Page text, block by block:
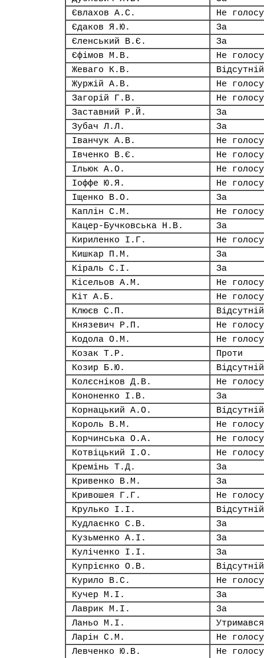
Євлахов А.С.
Не
Єдаков Я.Ю.
За
Єленський В.Є.
За
Єфімов М.В.
Не
Жеваго К.В.
Відсутній
Журжій А.В.
Не
Загорій Г.В.
Не
Заставний Р.Й.
За
Зубач Л.Л.
За
Іванчук А.В.
Не
Івченко В.Є.
Не
Ільюк А.О.
Не
Іоффе Ю.Я.
Не
Іщенко В.О.
За
Каплін С.М.
Не
Кацер-Бучковська Н.В.
За
Кириленко І.Г.
Не
Кишкар П.М.
За
Кіраль С.І.
За
Кісельов А.М.
Не
Кіт А.Б.
Не
Клюєв С.П.
Відсутній
Князевич Р.П.
Не
Кодола О.М.
Не
Козак Т.Р.
Проти
Козир Б.Ю.
Відсутній
Колєсніков Д.В.
Не
Кононенко І.В.
За
Корнацький А.О.
Відсутній
Король В.М.
Не
Корчинська О.А.
Не
Котвіцький І.О.
Не
Кремінь Т.Д.
За
Кривенко В.М.
За
Кривошея Г.Г.
Не
Крулько І.І.
Відсутній
Кудлаєнко С.В.
За
Кузьменко А.І.
За
Куліченко І.І.
За
Купрієнко О.В.
Відсутній
Курило В.С.
Не
Кучер М.І.
За
Лаврик М.І.
За
Ланьо М.І.
Утримався
Ларін С.М.
Не
Левченко Ю.В.
Не